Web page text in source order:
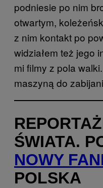
podniesie po nim
otwartym,
z nim kontakt po
widziałem też jego
mi filmy z pola
maszyną do
ŚWIATA.
NOWY
POLSKA